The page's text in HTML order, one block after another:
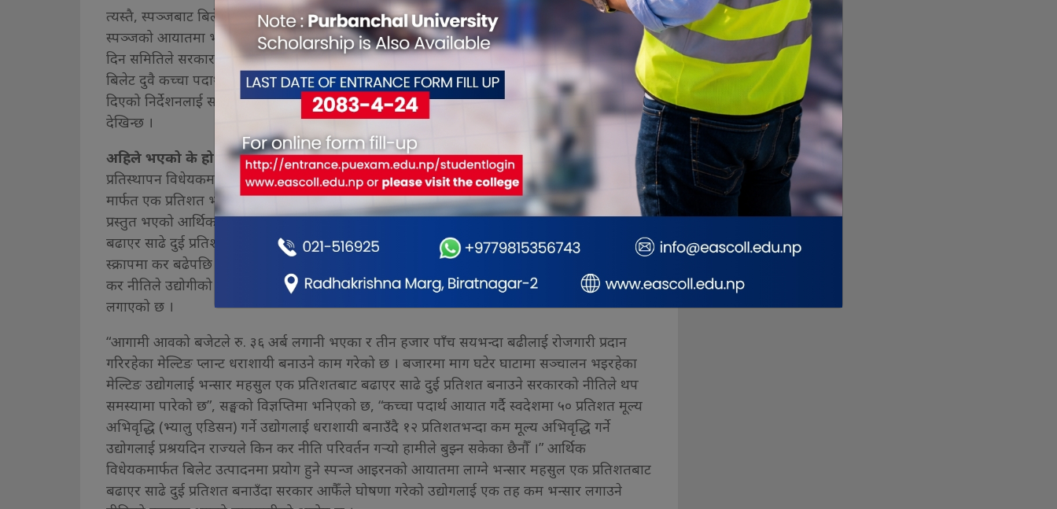
त्यस्तै, स्पञ्जबाट बिलेट बनाउँदा केवल १५ प्रतिशतभन्दा कम मात्र मूल्य अभिवृद्धि (भ्यालु एड) हुने भएकाले
स्पञ्जको आयातमा भन्सार महसुल चार दशमलव ७५ प्रतिशतमा पूर्ण छुटको सट्टा २५ प्रतिशतसम्म मात्र छुट
दिन समितिले सरकारलाई निर्देशन दिएको थियो । यसरी नेपालमा उत्पादन हुने स्पञ्ज आइरन तथा प्राइमरी
बिलेट दुवै कच्चा पदार्थको आयातमा समान छुट तथा सहुलियतको व्यवस्था गर्न जनाउँदै संसदीय समितिले
दिएको निर्देशनलाई सरकारले आर्थिक विधेयक, २०८१ मार्फत आंशिक कार्यान्वयनमा ल्याउन खोजेको
देखिन्छ ।
अहिले भएको के हो ?
प्रतिस्थापन विधेयकमार्फत शून्य कर सुविधा पाइरहेका स्पञ्ज आयातकर्ता उद्योगका लागि आर्थिक ऐन, २०८०
मार्फत एक प्रतिशत भन्सार र प्रतिकिलो रु एक बराबर अन्तःशुल्क लगाइएको थियो । मङ्गलबार संसद्मा
प्रस्तुत भएको आर्थिक विधेयक, २०८१ ले स्पञ्ज आइरनको आयातमा लाग्ने भन्सार महसुल एक प्रतिशतबाट
बढाएर साढे दुई प्रतिशत पुर्‍याइएको छ भने स्क्राप आइरनको एक प्रतिशत कर लगाइएको छ । स्पञ्ज र
स्क्रापमा कर बढेपछि नेपाल फलामे छड उत्पादक सङ्घले बुधबार दिउँसो पत्रकार सम्मेलन गर्दै सरकारको नयाँ
कर नीतिले उद्योगीको ३६ अर्ब बराबर लगानी रहेको फलामे छड उद्योग समाप्त हुने अवस्थामा पुगेको आरोप
लगाएको छ ।
“आगामी आवको बजेटले रु. ३६ अर्ब लगानी भएका र तीन हजार पाँच सयभन्दा बढीलाई रोजगारी प्रदान
गरिरहेका मेल्टिङ प्लान्ट धराशायी बनाउने काम गरेको छ । बजारमा माग घटेर घाटामा सञ्चालन भइरहेका
मेल्टिङ उद्योगलाई भन्सार महसुल एक प्रतिशतबाट बढाएर साढे दुई प्रतिशत बनाउने सरकारको नीतिले थप
समस्यामा पारेको छ”, सङ्घको विज्ञप्तिमा भनिएको छ, “कच्चा पदार्थ आयात गर्दै स्वदेशमा ५० प्रतिशत मूल्य
अभिवृद्धि (भ्यालु एडिसन) गर्ने उद्योगलाई धराशायी बनाउँदै १२ प्रतिशतभन्दा कम मूल्य अभिवृद्धि गर्ने
उद्योगलाई प्रश्रयदिन राज्यले किन कर नीति परिवर्तन गर्‍यो हामीले बुझ्न सकेका छैनौँ ।” आर्थिक
विधेयकमार्फत बिलेट उत्पादनमा प्रयोग हुने स्पन्ज आइरनको आयातमा लाग्ने भन्सार महसुल एक प्रतिशतबाट
बढाएर साढे दुई प्रतिशत बनाउँदा सरकार आफैँले घोषणा गरेको उद्योगलाई एक तह कम भन्सार लगाउने